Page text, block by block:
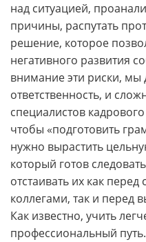
над ситуацией,
причины, распутать
решение, которое
негативного развития
внимание эти риски,
ответственность, и
специалистов
чтобы «подготовить
нужно вырастить
который готов
отстаивать их как
коллегами, так и перед
Как известно, учить
профессиональный